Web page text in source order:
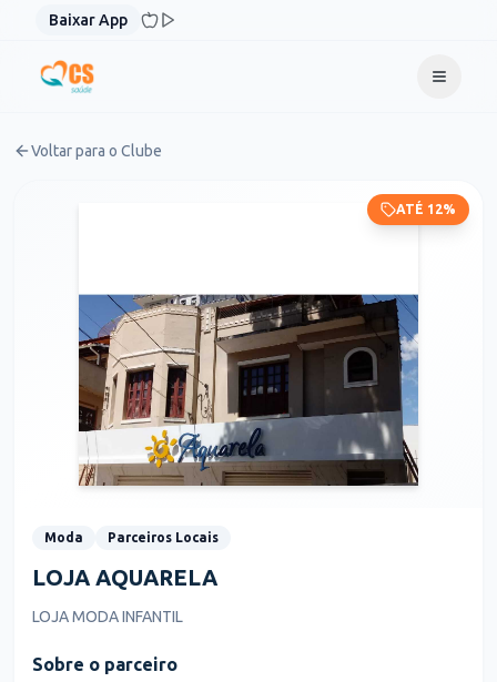
Pular para o conteúdo
Baixar App
Voltar para o Clube
ATÉ 12%
Moda Parceiros Locais
LOJA AQUARELA
LOJA MODA INFANTIL
Sobre o parceiro